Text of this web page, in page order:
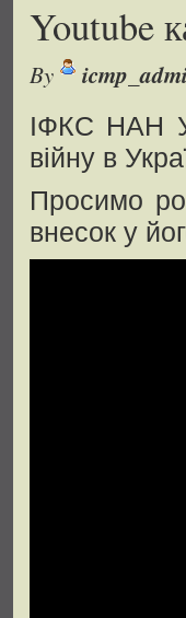
Youtube
By
ІФКС НАН
війну в
Просимо
внесок у